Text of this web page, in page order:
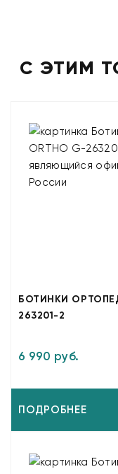
С ЭТИМ
БОТИНКИ
263201-2
6 990 руб.
ПОДРОБНЕЕ